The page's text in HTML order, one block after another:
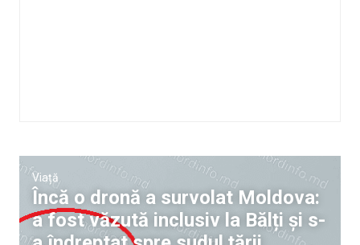
Viață
Încă o dronă a survolat Moldova:
a fost văzută inclusiv la Bălți și s-